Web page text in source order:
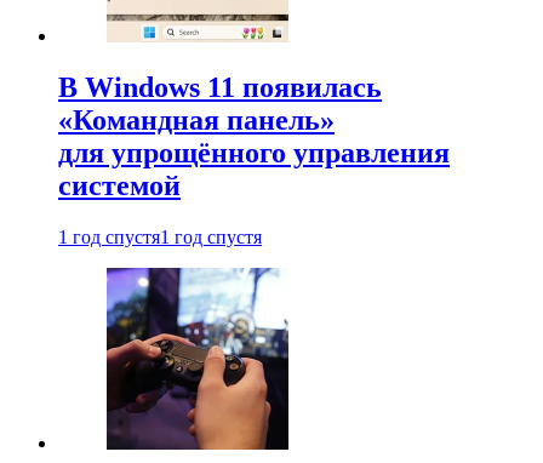
В Windows 11 появилась
«Командная панель»
для упрощённого управления
системой
1 год спустя1 год спустя